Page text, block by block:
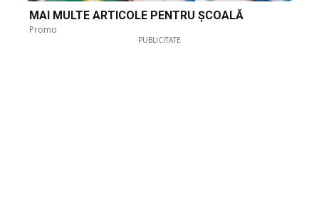
MAI MULTE ARTICOLE PENTRU ȘCOALĂ
Promo
PUBLICITATE